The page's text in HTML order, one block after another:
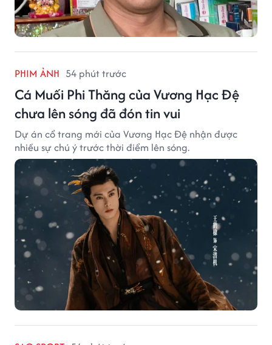
PHIM ẢNH 54 phút trước
Cá Muối Phi Thăng của Vương Hạc Đệ
chưa lên sóng đã đón tin vui
Dự án cổ trang mới của Vương Hạc Đệ nhận được
nhiều sự chú ý trước thời điểm lên sóng.